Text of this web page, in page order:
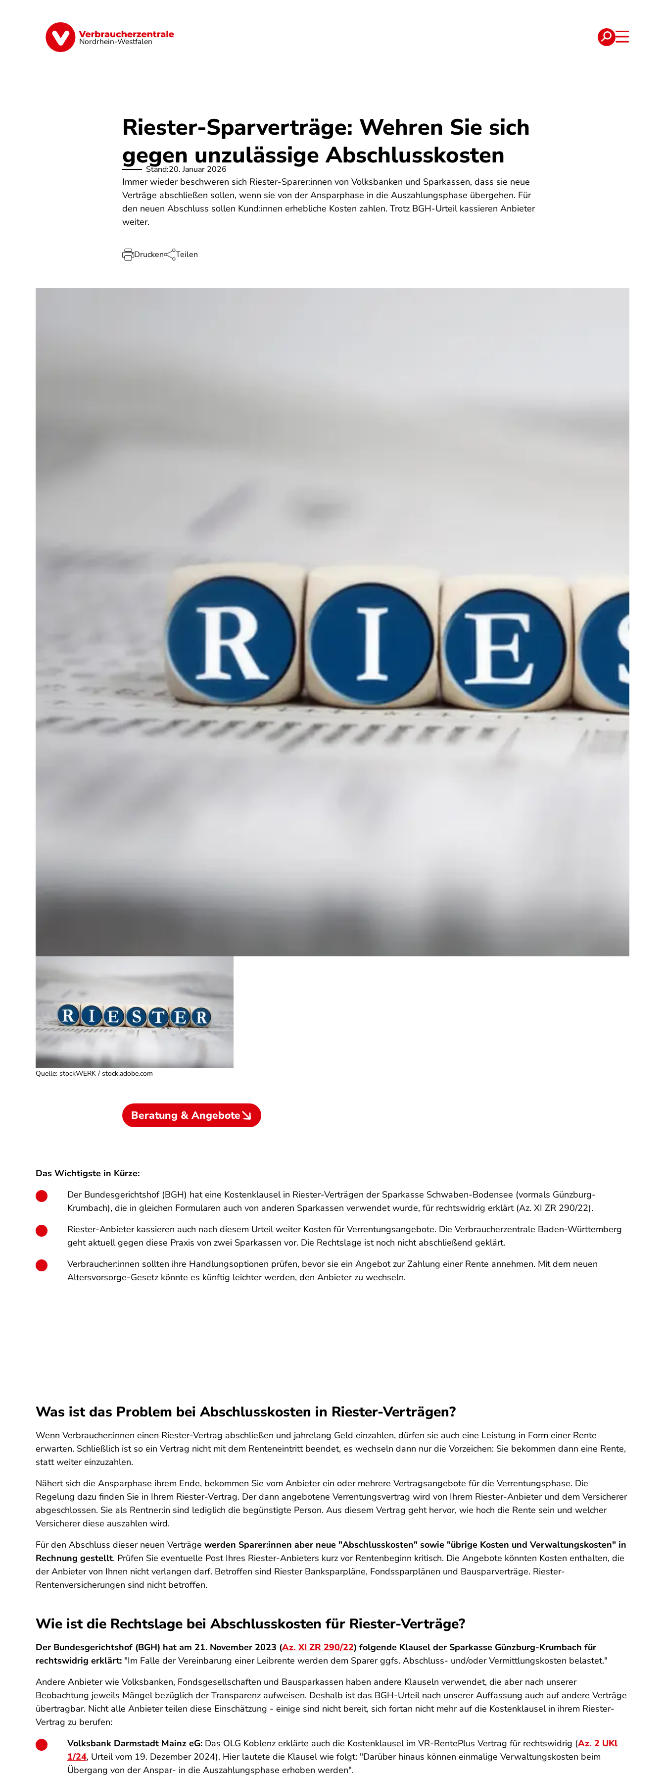
Nordrhein-Westfalen
Finanzen Digitales Lebensmittel
Riester-Sparverträge: Wehren Sie sich
gegen unzulässige Abschlusskosten
Stand:20. Januar 2026
Immer wieder beschweren sich Riester-Sparer:innen von Volksbanken und Sparkassen, dass sie neue
Verträge abschließen sollen, wenn sie von der Ansparphase in die Auszahlungsphase übergehen. Für
den neuen Abschluss sollen Kund:innen erhebliche Kosten zahlen. Trotz BGH-Urteil kassieren Anbieter
weiter.
Drucken Teilen
Quelle: stockWERK / stock.adobe.com
Beratung & Angebote
Das Wichtigste in Kürze:
Der Bundesgerichtshof (BGH) hat eine Kostenklausel in Riester-Verträgen der Sparkasse Schwaben-Bodensee (vormals Günzburg-
Krumbach), die in gleichen Formularen auch von anderen Sparkassen verwendet wurde, für rechtswidrig erklärt (Az. XI ZR 290/22).
Riester-Anbieter kassieren auch nach diesem Urteil weiter Kosten für Verrentungsangebote. Die Verbraucherzentrale Baden-Württemberg
geht aktuell gegen diese Praxis von zwei Sparkassen vor. Die Rechtslage ist noch nicht abschließend geklärt.
Verbraucher:innen sollten ihre Handlungsoptionen prüfen, bevor sie ein Angebot zur Zahlung einer Rente annehmen. Mit dem neuen
Altersvorsorge-Gesetz könnte es künftig leichter werden, den Anbieter zu wechseln.
Was ist das Problem bei Abschlusskosten in Riester-Verträgen?
Wenn Verbraucher:innen einen Riester-Vertrag abschließen und jahrelang Geld einzahlen, dürfen sie auch eine Leistung in Form einer Rente
erwarten. Schließlich ist so ein Vertrag nicht mit dem Renteneintritt beendet, es wechseln dann nur die Vorzeichen: Sie bekommen dann eine Rente,
statt weiter einzuzahlen.
Nähert sich die Ansparphase ihrem Ende, bekommen Sie vom Anbieter ein oder mehrere Vertragsangebote für die Verrentungsphase. Die
Regelung dazu finden Sie in Ihrem Riester-Vertrag. Der dann angebotene Verrentungsvertrag wird von Ihrem Riester-Anbieter und dem Versicherer
abgeschlossen. Sie als Rentner:in sind lediglich die begünstigte Person. Aus diesem Vertrag geht hervor, wie hoch die Rente sein und welcher
Versicherer diese auszahlen wird.
Für den Abschluss dieser neuen Verträge werden Sparer:innen aber neue "Abschlusskosten" sowie "übrige Kosten und Verwaltungskosten" in
Rechnung gestellt. Prüfen Sie eventuelle Post Ihres Riester-Anbieters kurz vor Rentenbeginn kritisch. Die Angebote könnten Kosten enthalten, die
der Anbieter von Ihnen nicht verlangen darf. Betroffen sind Riester Banksparpläne, Fondssparplänen und Bausparverträge. Riester-
Rentenversicherungen sind nicht betroffen.
Wie ist die Rechtslage bei Abschlusskosten für Riester-Verträge?
Der Bundesgerichtshof (BGH) hat am 21. November 2023 (Az. XI ZR 290/22) folgende Klausel der Sparkasse Günzburg-Krumbach für
rechtswidrig erklärt: "Im Falle der Vereinbarung einer Leibrente werden dem Sparer ggfs. Abschluss- und/oder Vermittlungskosten belastet."
Andere Anbieter wie Volksbanken, Fondsgesellschaften und Bausparkassen haben andere Klauseln verwendet, die aber nach unserer
Beobachtung jeweils Mängel bezüglich der Transparenz aufweisen. Deshalb ist das BGH-Urteil nach unserer Auffassung auch auf andere Verträge
übertragbar. Nicht alle Anbieter teilen diese Einschätzung - einige sind nicht bereit, sich fortan nicht mehr auf die Kostenklausel in ihrem Riester-
Vertrag zu berufen:
Volksbank Darmstadt Mainz eG: Das OLG Koblenz erklärte auch die Kostenklausel im VR-RentePlus Vertrag für rechtswidrig (Az. 2 UKl
1/24, Urteil vom 19. Dezember 2024). Hier lautete die Klausel wie folgt: "Darüber hinaus können einmalige Verwaltungskosten beim
Übergang von der Anspar- in die Auszahlungsphase erhoben werden".